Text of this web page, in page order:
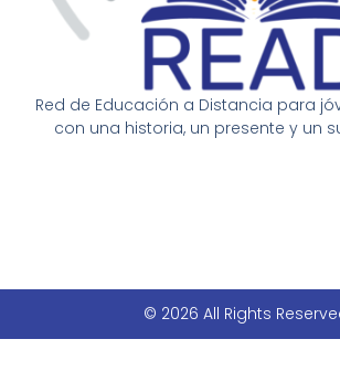
Red de Educación a Distancia para
con una historia, un presente y un
© 2026 All Rights